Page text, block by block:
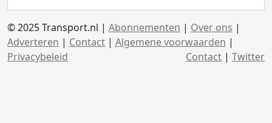
© 2025 Transport.nl | Abonnementen | Over ons |
Adverteren | Contact | Algemene voorwaarden |
Privacybeleid
Contact | Twitter